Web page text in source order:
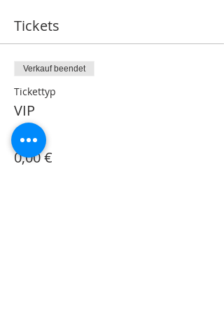
Tickets
Verkauf beendet
Tickettyp
VIP
Preis
0,00 €